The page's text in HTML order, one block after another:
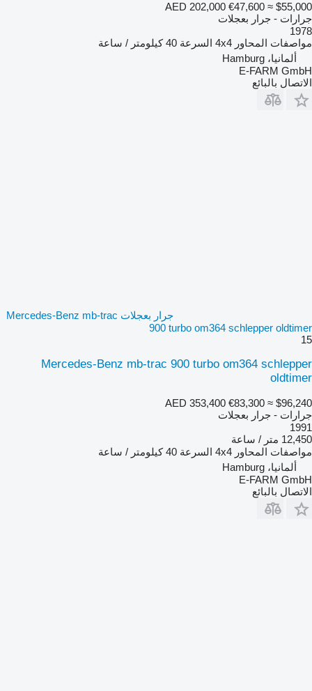
AED 202,000 €47,600 ≈ $55,000
جرارات - جرار بعجلات
1978
مواصفات المحاور 4x4 السرعة 40 كيلومتر / ساعة
ألمانيا، Hamburg
E-FARM GmbH
الاتصال بالبائع
جرار بعجلات Mercedes-Benz mb-trac
900 turbo om364 schlepper oldtimer
15
Mercedes-Benz mb-trac 900 turbo om364 schlepper
oldtimer
AED 353,400 €83,300 ≈ $96,240
جرارات - جرار بعجلات
1991
12,450 متر / ساعة
مواصفات المحاور 4x4 السرعة 40 كيلومتر / ساعة
ألمانيا، Hamburg
E-FARM GmbH
الاتصال بالبائع